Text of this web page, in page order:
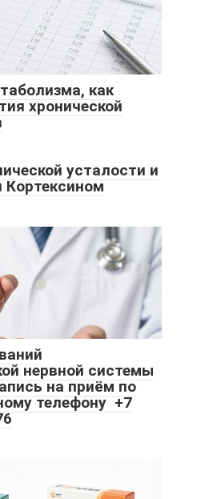
как
хронической
усталости и
Кортексином
нервной системы
на приём по
телефону +7